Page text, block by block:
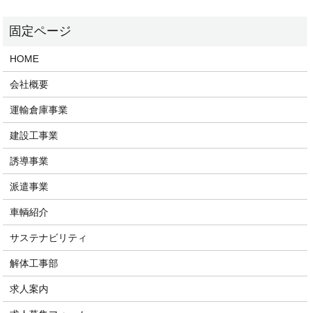
HOME
会社概要
運輸倉庫事業
建設工事業
誘導事業
派遣事業
車輌紹介
サステナビリティ
解体工事部
求人案内